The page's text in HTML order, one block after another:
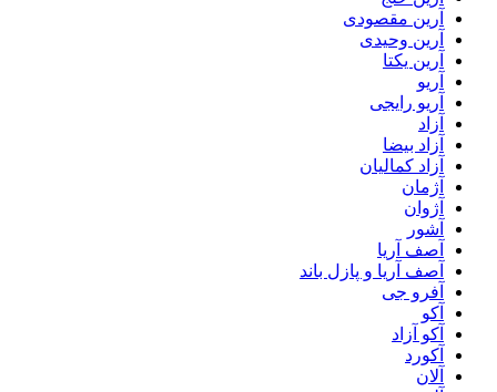
آرین مقصودی
آرین وحیدی
آرین یکتا
آریو
آریو رایجی
آزاد
آزاد بیضا
آزاد کمالیان
آژمان
آژوان
آشور
آصف آریا
آصف آریا و پازل باند
آفرو جی
آکو
آکو آزاد
آکورد
آلان